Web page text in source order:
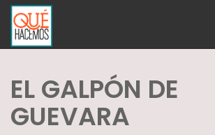
EL GALPÓN DE
GUEVARA